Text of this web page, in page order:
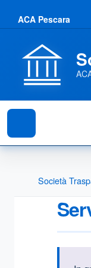
ACA Pescara
Società